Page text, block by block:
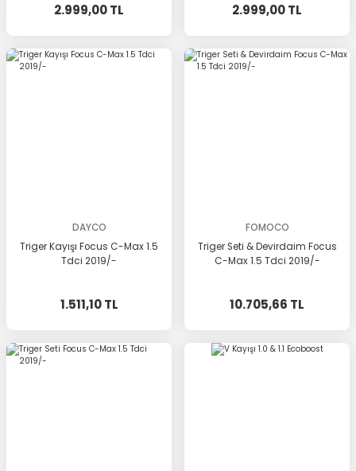
2.999,00 TL 2.999,00 TL
DAYCO
Triger Kayışı Focus C-Max 1.5
Tdci 2019/-
1.511,10 TL
FOMOCO
Triger Seti & Devirdaim Focus
C-Max 1.5 Tdci 2019/-
10.705,66 TL